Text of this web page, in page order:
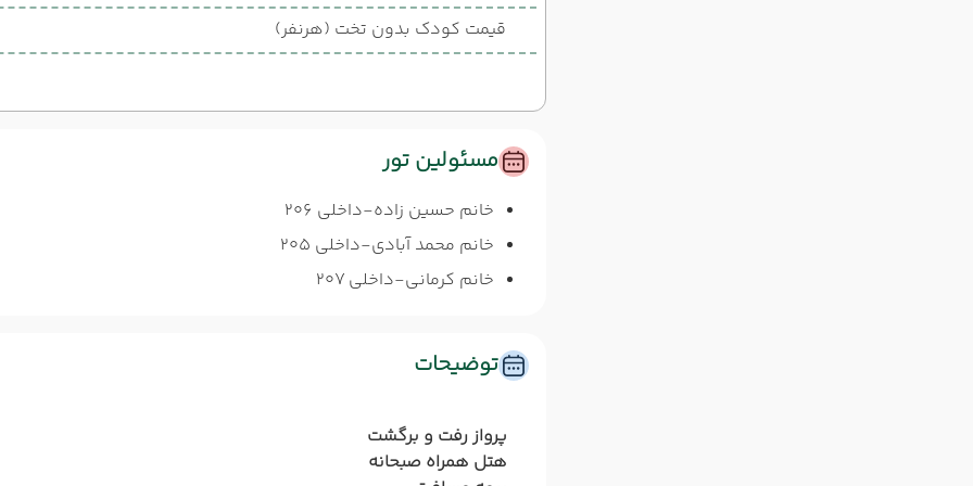
قیمت کودک بدون تخت (هرنفر)
مسئولین تور
خانم حسین زاده-داخلی 206
خانم محمد آبادی-داخلی 205
خانم کرمانی-داخلی 207
توضیحات
پرواز رفت و برگشت
هتل همراه صبحانه